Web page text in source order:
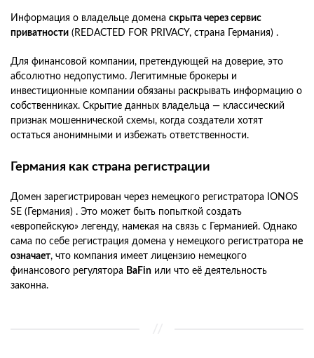
Информация о владельце домена скрыта через сервис
приватности (REDACTED FOR PRIVACY, страна Германия) .
Для финансовой компании, претендующей на доверие, это
абсолютно недопустимо. Легитимные брокеры и
инвестиционные компании обязаны раскрывать информацию о
собственниках. Скрытие данных владельца — классический
признак мошеннической схемы, когда создатели хотят
остаться анонимными и избежать ответственности.
Германия как страна регистрации
Домен зарегистрирован через немецкого регистратора IONOS
SE (Германия) . Это может быть попыткой создать
«европейскую» легенду, намекая на связь с Германией. Однако
сама по себе регистрация домена у немецкого регистратора не
означает, что компания имеет лицензию немецкого
финансового регулятора BaFin или что её деятельность
законна.